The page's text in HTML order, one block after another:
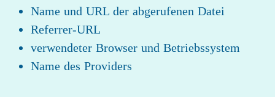
Name und URL der abgerufenen Datei
Referrer‑URL
verwendeter Browser und Betriebssystem
Name des Providers